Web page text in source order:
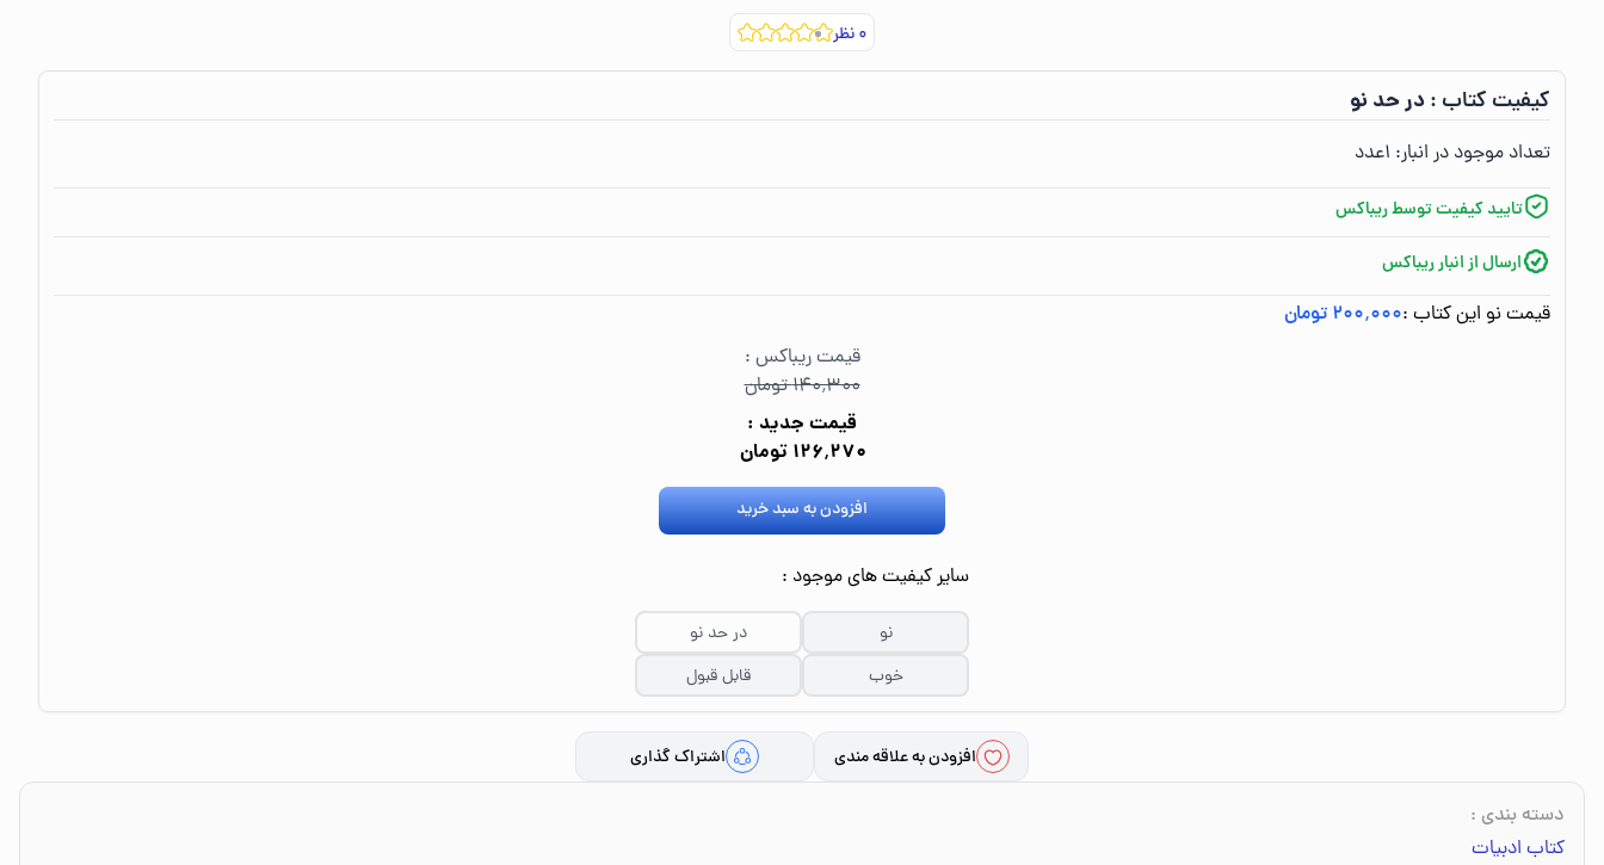
۰نظر
کیفیت کتاب :‌در حد نو
تعداد موجود در انبار:‌ ۱عدد
تایید کیفیت توسط ریباکس
ارسال از انبار ریباکس
قیمت نو این کتاب :۲۰۰٬۰۰۰ تومان
قیمت ریباکس :
۱۴۰٬۳۰۰ تومان
قیمت جدید :
۱۲۶٬۲۷۰ تومان
افزودن به سبد خرید
سایر کیفیت های موجود :
نو
در حد نو
خوب
قابل قبول
افزودن به علاقه مندی اشتراک گذاری
دسته بندی :
کتاب ادبیات